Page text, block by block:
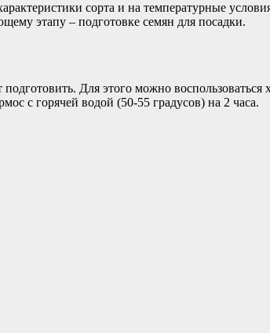
сорта и на температурные
этапу – подготовке семян для посадки.
Для этого можно
с горячей водой (50-55 градусов) на 2 часа.